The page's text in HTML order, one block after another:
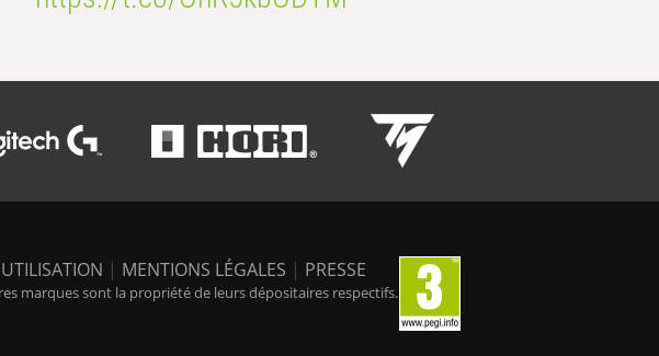
| MENTIONS LÉGALES | PRESSE
marques sont la propriété de leurs dépositaires respectifs.